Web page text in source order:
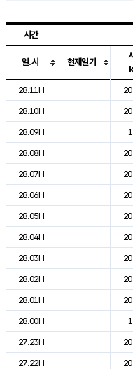
도시별 기상실황표로 지점,
시간
일.시 현재일기
28.11H
28.10H
28.09H
28.08H
28.07H
28.06H
28.05H
28.04H
28.03H
28.02H
28.01H
28.00H
27.23H
27.22H